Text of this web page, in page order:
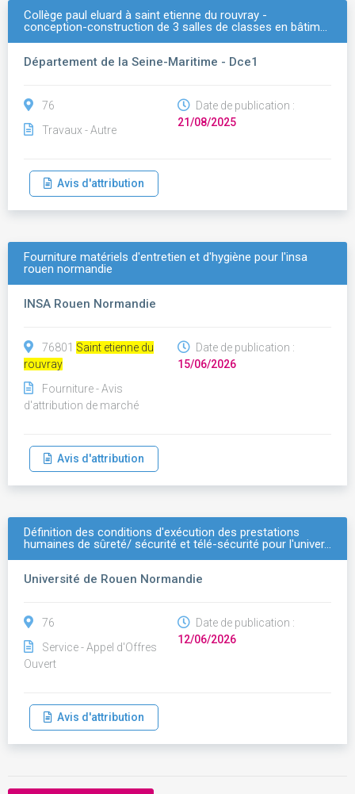
Collège paul eluard à saint etienne du rouvray -
conception-construction de 3 salles de classes en bâtim…
Département de la Seine-Maritime - Dce1
76
Travaux - Autre
Date de publication :
21/08/2025
Avis d'attribution
Fourniture matériels d'entretien et d'hygiène pour l'insa
rouen normandie
INSA Rouen Normandie
76801 Saint etienne du
rouvray
Fourniture - Avis
d'attribution de marché
Date de publication :
15/06/2026
Avis d'attribution
Définition des conditions d'exécution des prestations
humaines de sûreté/ sécurité et télé-sécurité pour l'univer…
Université de Rouen Normandie
76
Service - Appel d'Offres
Ouvert
Date de publication :
12/06/2026
Avis d'attribution